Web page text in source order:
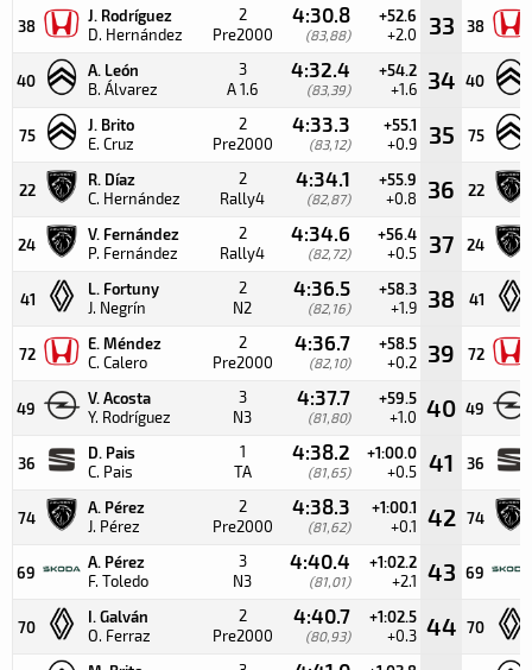
38
J. Rodríguez
D. Hernández
2
Pre2000
4:30.8
(83,88)
+52.6
+2.0 33 38
40
A. León
B. Álvarez
3
A 1.6
4:32.4
(83,39)
+54.2
+1.6 34 40
75
J. Brito
E. Cruz
2
Pre2000
4:33.3
(83,12)
+55.1
+0.9 35 75
22
R. Díaz
C. Hernández
2
Rally4
4:34.1
(82,87)
+55.9
+0.8 36 22
24
V. Fernández
P. Fernández
2
Rally4
4:34.6
(82,72)
+56.4
+0.5 37 24
41
L. Fortuny
J. Negrín
2
N2
4:36.5
(82,16)
+58.3
+1.9 38 41
72
E. Méndez
C. Calero
2
Pre2000
4:36.7
(82,10)
+58.5
+0.2 39 72
49
V. Acosta
Y. Rodríguez
3
N3
4:37.7
(81,80)
+59.5
+1.0 40 49
36
D. Pais
C. Pais
1
TA
4:38.2
(81,65)
+1:00.0
+0.5 41 36
74
A. Pérez
J. Pérez
2
Pre2000
4:38.3
(81,62)
+1:00.1
+0.1 42 74
69
A. Pérez
F. Toledo
3
N3
4:40.4
(81,01)
+1:02.2
+2.1 43 69
70
I. Galván
O. Ferraz
2
Pre2000
4:40.7
(80,93)
+1:02.5
+0.3 44 70